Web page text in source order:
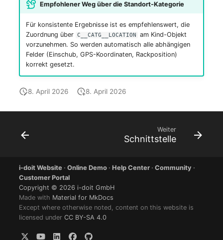
Empfohlener Weg über die Standort-Kategorie
Für konsistente Ergebnisse ist es empfehlenswert, die
Zuordnung über C__CATG__LOCATION
am Kind-Objekt
vorzunehmen. So werden automatisch alle abhängigen
Felder (Einschub, GPS-Koordinaten, Rackposition)
korrekt gesetzt.
8. April 2026 8. April 2026
Weiter
Schnittstelle
i-doit Website ·Online Demo · Help Center ·Community ·
Customer Portal
Copyright © 2026 i-doit GmbH
Made with Material for MkDocs
Except where otherwise noted, content on this website is
licensed underCC BY-SA 4.0